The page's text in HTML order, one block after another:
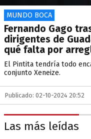
MUNDO BOCA
Fernando Gago
dirigentes de
qué falta por
El Pintita tendría todo
conjunto Xeneize.
Publicado: 02-10-2024 20:52
Las más leídas